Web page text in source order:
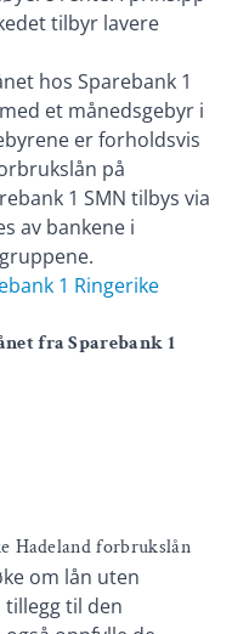
tilbyr lavere
hos Sparebank 1
et månedsgebyr i
er forholdsvis
på
1 SMN tilbys via
av bankene i
gruppene.
1 Ringerike
fra Sparebank 1
Hadeland forbrukslån
om lån uten
tillegg til den